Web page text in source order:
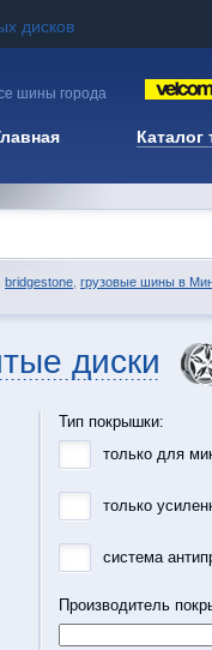
дисков
шины города
Каталог
bridgestone грузовые шины в
диски
Тип покрышки:
только для
только
система
Производитель